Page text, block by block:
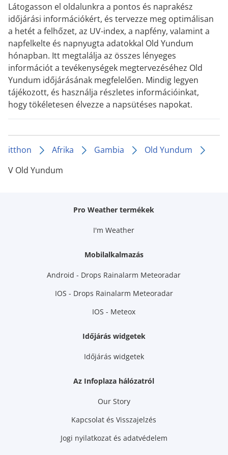
Látogasson el oldalunkra a pontos és naprakész
időjárási információkért, és tervezze meg optimálisan
a hetét a felhőzet, az UV-index, a napfény, valamint a
napfelkelte és napnyugta adatokkal Old Yundum
hónapban. Itt megtalálja az összes lényeges
információt a tevékenységek megtervezéséhez Old
Yundum időjárásának megfelelően. Mindig legyen
tájékozott, és használja részletes információinkat,
hogy tökéletesen élvezze a napsütéses napokat.
itthon Afrika Gambia
Old Yundum
V Old Yundum
Pro Weather termékek
I'm Weather
Mobilalkalmazás
Android - Drops Rainalarm Meteoradar
IOS - Drops Rainalarm Meteoradar
IOS - Meteox
Időjárás widgetek
Időjárás widgetek
Az Infoplaza hálózatról
Our Story
Kapcsolat és Visszajelzés
Jogi nyilatkozat és adatvédelem